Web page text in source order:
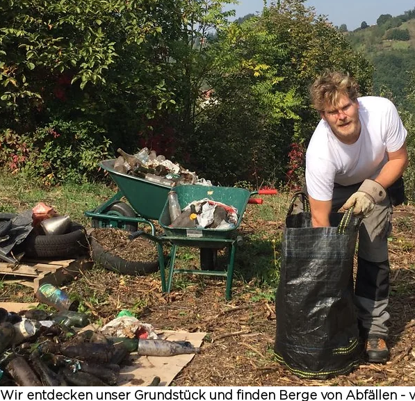
Wir entdecken unser Grundstück und finden Berge von Abfällen -